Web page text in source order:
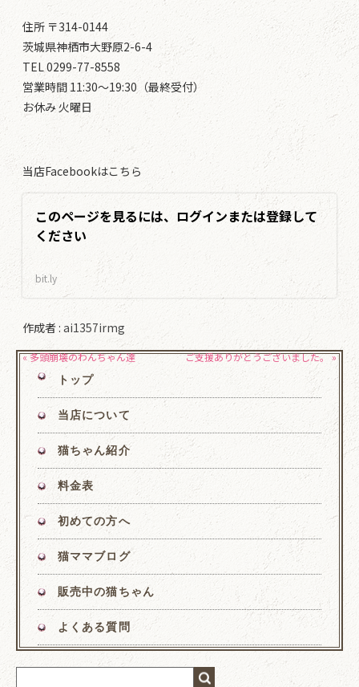
住所 〒314-0144
茨城県神栖市大野原2-6-4
TEL 0299-77-8558
営業時間 11:30～19:30（最終受付）
お休み 火曜日
当店Facebookはこちら
このページを見るには、ログインまたは登録して
ください
bit.ly
作成者 :ai1357irmg
« 多頭崩壊のわんちゃん達 ご支援ありがとうございました。 »
トップ
当店について
猫ちゃん紹介
料金表
初めての方へ
猫ママブログ
販売中の猫ちゃん
よくある質問